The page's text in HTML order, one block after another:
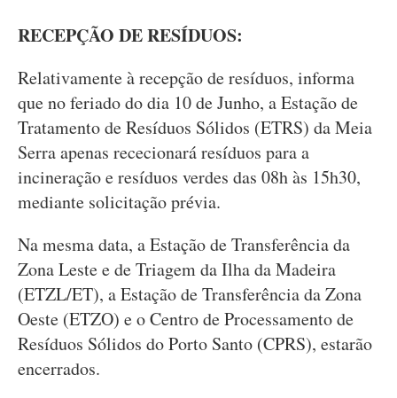
RECEPÇÃO DE RESÍDUOS:
Relativamente à recepção de resíduos, informa
que no feriado do dia 10 de Junho, a Estação de
Tratamento de Resíduos Sólidos (ETRS) da Meia
Serra apenas rececionará resíduos para a
incineração e resíduos verdes das 08h às 15h30,
mediante solicitação prévia.
Na mesma data, a Estação de Transferência da
Zona Leste e de Triagem da Ilha da Madeira
(ETZL/ET), a Estação de Transferência da Zona
Oeste (ETZO) e o Centro de Processamento de
Resíduos Sólidos do Porto Santo (CPRS), estarão
encerrados.